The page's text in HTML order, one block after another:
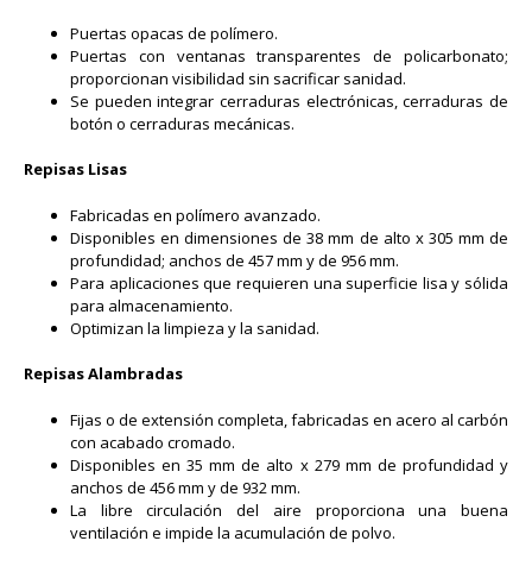
Puertas opacas de polímero.
Puertas con ventanas transparentes de policarbonato;
proporcionan visibilidad sin sacrificar sanidad.
Se pueden integrar cerraduras electrónicas, cerraduras de
botón o cerraduras mecánicas.
Repisas Lisas
Fabricadas en polímero avanzado.
Disponibles en dimensiones de 38 mm de alto x 305 mm de
profundidad; anchos de 457 mm y de 956 mm.
Para aplicaciones que requieren una superficie lisa y sólida
para almacenamiento.
Optimizan la limpieza y la sanidad.
Repisas Alambradas
Fijas o de extensión completa, fabricadas en acero al carbón
con acabado cromado.
Disponibles en 35 mm de alto x 279 mm de profundidad y
anchos de 456 mm y de 932 mm.
La libre circulación del aire proporciona una buena
ventilación e impide la acumulación de polvo.